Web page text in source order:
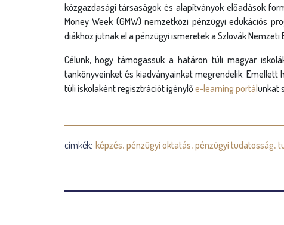
közgazdasági társaságok és alapítványok előadások
Money Week (GMW) nemzetközi pénzügyi edukációs
diákhoz jutnak el a pénzügyi ismeretek a Szlovák
Célunk, hogy támogassuk a határon túli magyar
tankönyveinket és kiadványainkat megrendelik.
túli iskolaként regisztrációt igénylő e-learning portál unkat
címkék: képzés pénzügyi oktatás pénzügyi tudatosság